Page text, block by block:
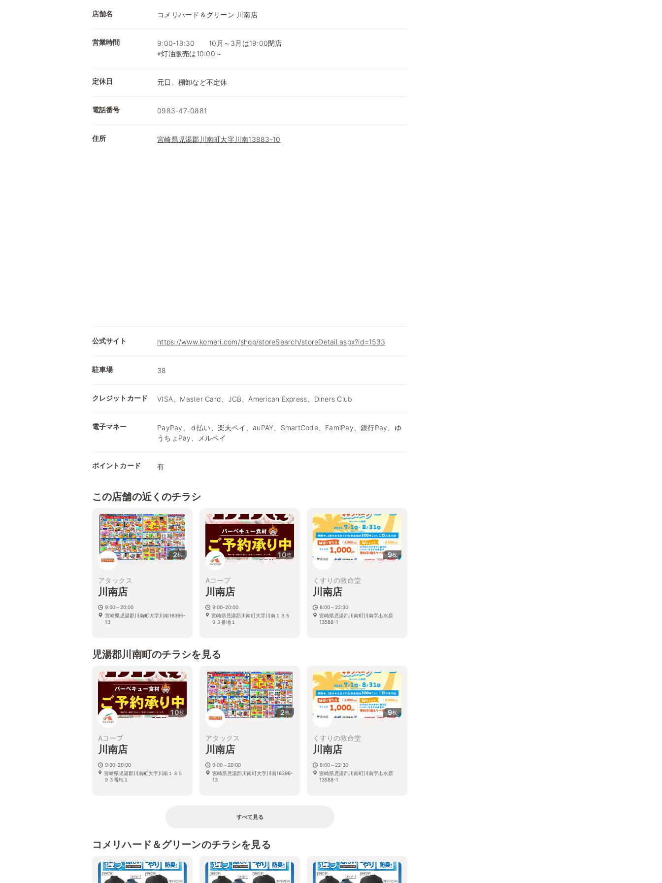
店舗名 コメリハード＆グリーン 川南店
営業時間
9:00-19:30 10月～3月は19:00閉店
※灯油販売は10:00～
定休日 元日、棚卸など不定休
電話番号 0983-47-0881
住所 宮崎県児湯郡川南町大字川南13883-10
公式サイト https://www.komeri.com/shop/storeSearch/storeDetail.aspx?id=1533
駐車場 38
クレジットカード VISA、Master Card、JCB、American Express、Diners Club
電子マネー
PayPay、ｄ払い、楽天ペイ、auPAY、SmartCode、FamiPay、銀行Pay、ゆ
うちょPay、メルペイ
ポイントカード 有
この店舗の近くのチラシ
2枚
アタックス
川南店
9:00～20:00
宮崎県児湯郡川南町大字川南16396-
13
10枚
Aコープ
川南店
9:00-20:00
宮崎県児湯郡川南町大字川南１３５
９３番地１
9枚
くすりの救命堂
川南店
8:00～22:30
宮崎県児湯郡川南町川南字出水原
13588-1
児湯郡川南町のチラシを見る
10枚
Aコープ
川南店
9:00-20:00
宮崎県児湯郡川南町大字川南１３５
９３番地１
2枚
アタックス
川南店
9:00～20:00
宮崎県児湯郡川南町大字川南16396-
13
9枚
くすりの救命堂
川南店
8:00～22:30
宮崎県児湯郡川南町川南字出水原
13588-1
すべて見る
コメリハード＆グリーンのチラシを見る